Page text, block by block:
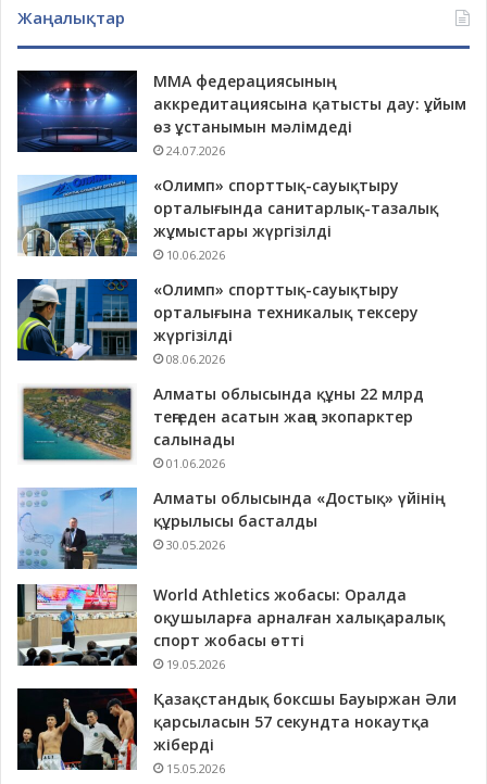
Жаңалықтар
ММА федерациясының
аккредитациясына қатысты дау: ұйым
өз ұстанымын мәлімдеді
24.07.2026
«Олимп» спорттық-сауықтыру
орталығында санитарлық-тазалық
жұмыстары жүргізілді
10.06.2026
«Олимп» спорттық-сауықтыру
орталығына техникалық тексеру
жүргізілді
08.06.2026
Алматы облысында құны 22 млрд
теңгеден асатын жаңа экопарктер
салынады
01.06.2026
Алматы облысында «Достық» үйінің
құрылысы басталды
30.05.2026
World Athletics жобасы: Оралда
оқушыларға арналған халықаралық
спорт жобасы өтті
19.05.2026
Қазақстандық боксшы Бауыржан Әли
қарсыласын 57 секундта нокаутқа
жіберді
15.05.2026